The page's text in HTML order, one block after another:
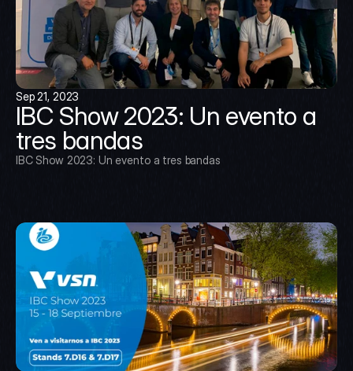
Sep 21, 2023
IBC Show 2023: Un evento a
tres bandas
IBC Show 2023: Un evento a tres bandas